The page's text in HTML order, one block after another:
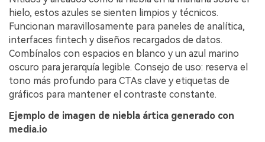
hielo, estos azules se sienten limpios y técnicos.
Funcionan maravillosamente para paneles de analítica,
interfaces fintech y diseños recargados de datos.
Combínalos con espacios en blanco y un azul marino
oscuro para jerarquía legible. Consejo de uso: reserva el
tono más profundo para CTAs clave y etiquetas de
gráficos para mantener el contraste constante.
Ejemplo de imagen de niebla ártica generado con
media.io